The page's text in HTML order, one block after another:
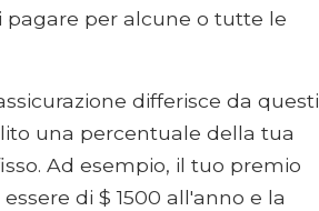
pagare per alcune o tutte le
differisce da questi
una percentuale della tua
Ad esempio, il tuo premio
di $ 1500 all'anno e la